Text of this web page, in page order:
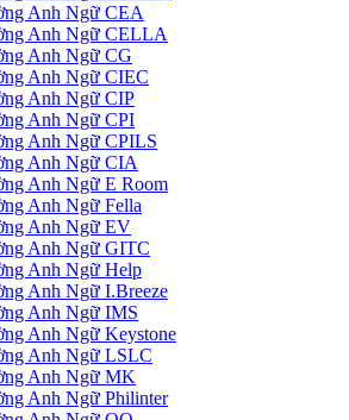
Anh Ngữ CEA
Anh Ngữ CELLA
Anh Ngữ CG
Anh Ngữ CIEC
Anh Ngữ CIP
Anh Ngữ CPI
Anh Ngữ CPILS
Anh Ngữ CIA
Anh Ngữ E Room
Anh Ngữ Fella
Anh Ngữ EV
Anh Ngữ GITC
Anh Ngữ Help
Anh Ngữ I.Breeze
Anh Ngữ IMS
Anh Ngữ Keystone
Anh Ngữ LSLC
Anh Ngữ MK
Anh Ngữ Philinter